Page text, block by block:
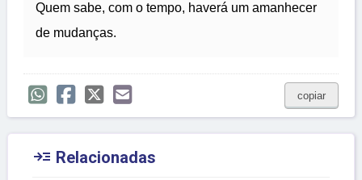
Quem sabe, com o tempo, haverá um amanhecer
de mudanças.
copiar
 Relacionadas